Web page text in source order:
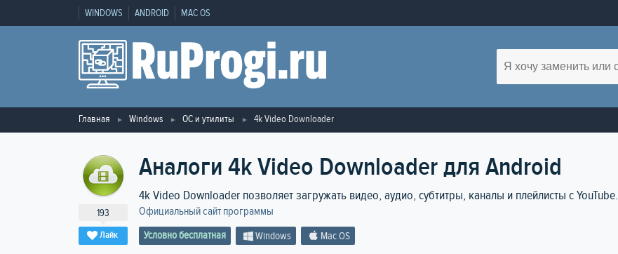
WINDOWS ANDROID MAC OS
Главная Windows ОС и утилиты 4k Video Downloader
193
Лайк
Аналоги 4k Video Downloader для Android
4k Video Downloader позволяет загружать видео, аудио, субтитры, каналы и плейлисты с YouTube.
Официальный сайт программы
Условно бесплатная Windows Mac OS